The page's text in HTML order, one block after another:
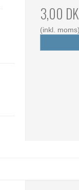
3,00
(inkl. moms)